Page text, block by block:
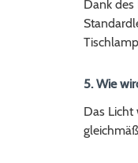
Dank des
5. Wie
Das